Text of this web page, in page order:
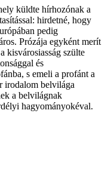
küldte hírhozónak a
hirdetné, hogy
pedig
Prózája egyként merít
kisvárosiasság szülte
és
s emeli a profánt a
irodalom belvilága
a belvilágnak
hagyományokéval.